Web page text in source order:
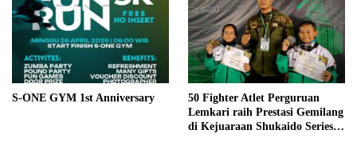
S-ONE GYM 1st Anniversary
50 Fighter Atlet Perguruan
Lemkari raih Prestasi Gemilang
di Kejuaraan Shukaido Series 1